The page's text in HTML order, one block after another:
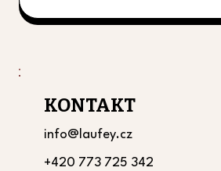
KONTAKT
info@laufey.cz
+420 773 725 342